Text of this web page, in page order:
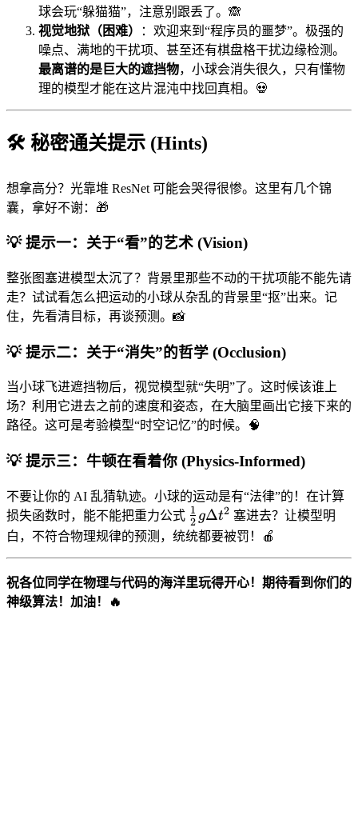
球会玩“躲猫猫”，注意别跟丢了。🙈
视觉地狱（困难）
：欢迎来到“程序员的噩梦”。极强的
噪点、满地的干扰项、甚至还有棋盘格干扰边缘检测。
最离谱的是巨大的遮挡物，小球会消失很久，只有懂物
理的模型才能在这片混沌中找回真相。💀
🛠️ 秘密通关提示 (Hints)
想拿高分？光靠堆 ResNet 可能会哭得很惨。这里有几个锦
囊，拿好不谢：🎁
💡 提示一：关于“看”的艺术 (Vision)
整张图塞进模型太沉了？背景里那些不动的干扰项能不能先请
走？试试看怎么把运动的小球从杂乱的背景里“抠”出来。记
住，先看清目标，再谈预测。📸
💡 提示二：关于“消失”的哲学 (Occlusion)
当小球飞进遮挡物后，视觉模型就“失明”了。这时候该谁上
场？利用它进去之前的速度和姿态，在大脑里画出它接下来的
路径。这可是考验模型“时空记忆”的时候。🧠
💡 提示三：牛顿在看着你 (Physics-Informed)
不要让你的 AI 乱猜轨迹。小球的运动是有“法律”的！在计算
损失函数时，能不能把重力公式 \frac{1}
{2}g
2
1 gΔt2 塞进去？让模型明
白，不符合物理规律的预测，统统都要被罚！🍎
祝各位同学在物理与代码的海洋里玩得开心！期待看到你们的
神级算法！加油！🔥